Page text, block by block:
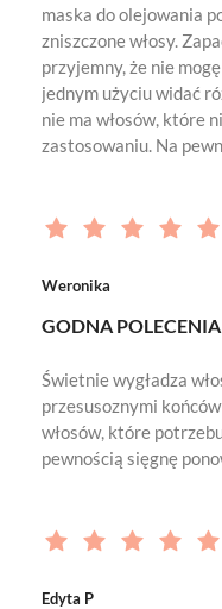
maska do olejowania
zniszczone włosy.
przyjemny, że nie
jednym użyciu widać
nie ma włosów, które
zastosowaniu. Na
Weronika
GODNA POLECENIA
Świetnie wygładza
przesusoznymi
włosów, które
pewnością sięgnę
Edyta P